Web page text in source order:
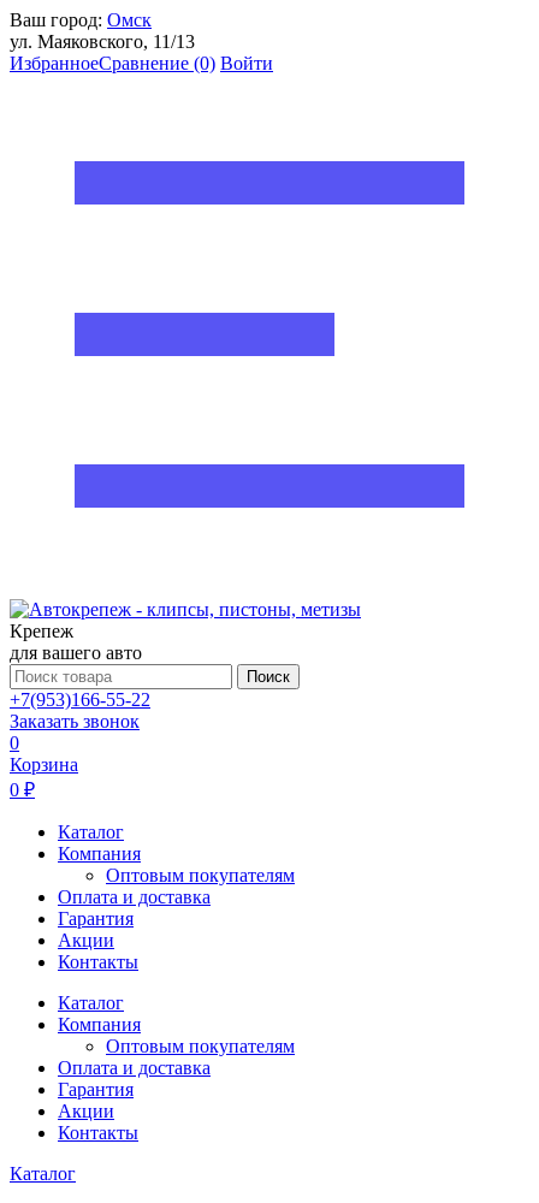
Ваш город: Омск
ул. Маяковского, 11/13
ИзбранноеСравнение (0) Войти
Крепеж
для вашего авто
Поиск
+7(953)166-55-22
Заказать звонок
0
Корзина
0 ₽
Каталог
Компания
Оптовым покупателям
Оплата и доставка
Гарантия
Акции
Контакты
Каталог
Компания
Оптовым покупателям
Оплата и доставка
Гарантия
Акции
Контакты
Каталог